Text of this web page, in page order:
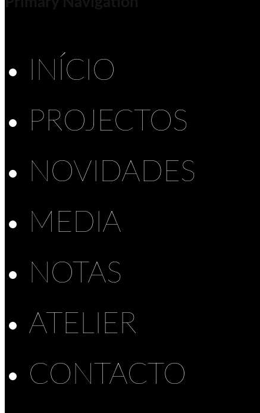
INÍCIO
PROJECTOS
NOVIDADES
MEDIA
NOTAS
ATELIER
CONTACTO